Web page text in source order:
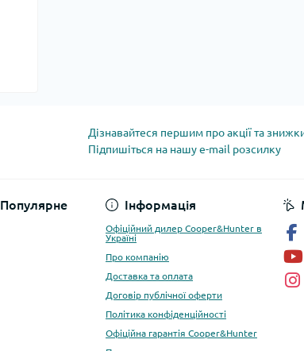
Дізнавайтеся першим про акції та
Підпишіться на нашу e-mail розсилку
Популярне Інформація
Офіційний дилер Cooper&Hunter в
Україні
Про компанію
Доставка та оплата
Договір публічної оферти
Політика конфіденційності
Офіційна гарантія Cooper&Hunter